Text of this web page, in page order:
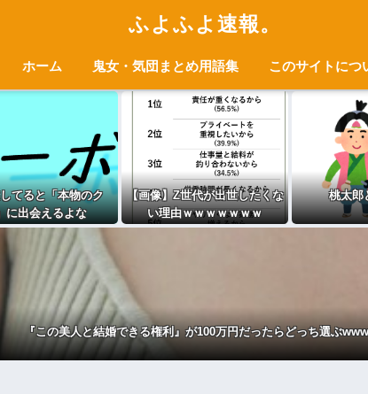
ふよふよ速報。
ホーム 鬼女・気団まとめ用語集 このサイトにつ
てると「本物のク
に出会えるよな
【画像】Z世代が出世したくな
い理由ｗｗｗｗｗｗｗ
桃太郎
『この美人と結婚できる権利』が100万円だったらどっち選ぶ